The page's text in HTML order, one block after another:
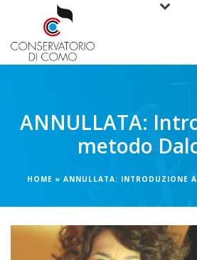
ANNULLATA:
metodo
HOME » ANNULLATA: INTRODUZIONE